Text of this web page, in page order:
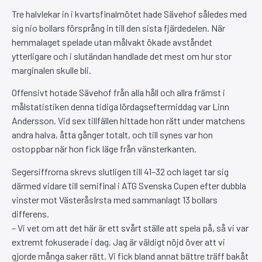
Tre halvlekar in i kvartsfinalmötet hade Sävehof således med
sig nio bollars försprång in till den sista fjärdedelen. När
hemmalaget spelade utan målvakt ökade avståndet
ytterligare och i slutändan handlade det mest om hur stor
marginalen skulle bli.
Offensivt hotade Sävehof från alla håll och allra främst i
målstatistiken denna tidiga lördagseftermiddag var Linn
Andersson. Vid sex tillfällen hittade hon rätt under matchens
andra halva, åtta gånger totalt, och till synes var hon
ostoppbar när hon fick läge från vänsterkanten.
Segersiffrorna skrevs slutligen till 41–32 och laget tar sig
därmed vidare till semifinal i ATG Svenska Cupen efter dubbla
vinster mot VästeråsIrsta med sammanlagt 13 bollars
differens.
– Vi vet om att det här är ett svårt ställe att spela på, så vi var
extremt fokuserade i dag. Jag är väldigt nöjd över att vi
gjorde många saker rätt. Vi fick bland annat bättre träff bakåt